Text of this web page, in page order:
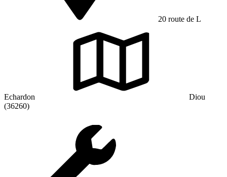
20 route de L
Echardon
Diou
(36260)